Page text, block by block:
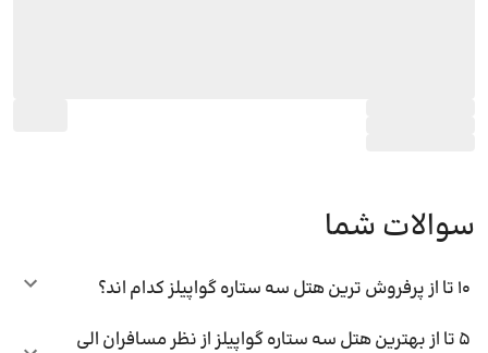
سوالات شما
10 تا از پرفروش ترین هتل سه ستاره گواپیلز کدام اند؟
5 تا از بهترین هتل سه ستاره گواپیلز از نظر مسافران الی